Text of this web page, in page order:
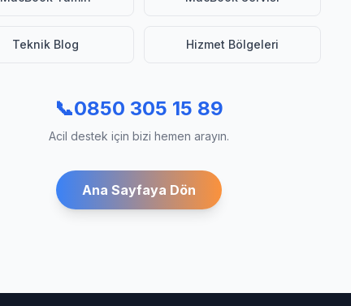
Teknik Blog Hizmet Bölgeleri
📞0850 305 15 89
Acil destek için bizi hemen arayın.
Ana Sayfaya Dön